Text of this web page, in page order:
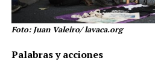
Foto: Juan Valeiro/ lavaca.org
Palabras y acciones